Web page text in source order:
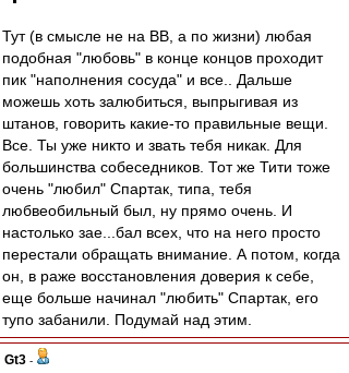
Тут (в смысле не на ВВ, а по жизни) любая
подобная "любовь" в конце концов проходит
пик "наполнения сосуда" и все.. Дальше
можешь хоть залюбиться, выпрыгивая из
штанов, говорить какие-то правильные вещи.
Все. Ты уже никто и звать тебя никак. Для
большинства собеседников. Тот же Тити тоже
очень "любил" Спартак, типа, тебя
любвеобильный был, ну прямо очень. И
настолько зае...бал всех, что на него просто
перестали обращать внимание. А потом, когда
он, в раже восстановления доверия к себе,
еще больше начинал "любить" Спартак, его
тупо забанили. Подумай над этим.
Gt3 -